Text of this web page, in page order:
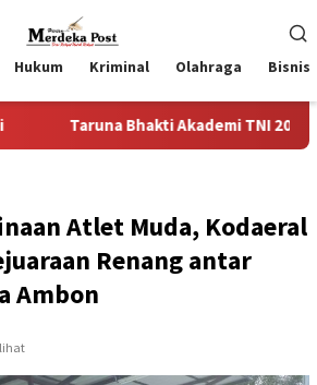
Hukum Kriminal Olahraga Bisnis
Akademi TNI 2026 Tanamkan
Atlet Muda, Kodaeral
Renang antar
Ambon